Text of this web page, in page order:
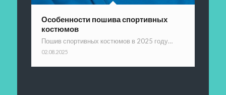
Особенности пошива спортивных
костюмов
Пошив спортивных костюмов в 2025 году…
02.08.2025